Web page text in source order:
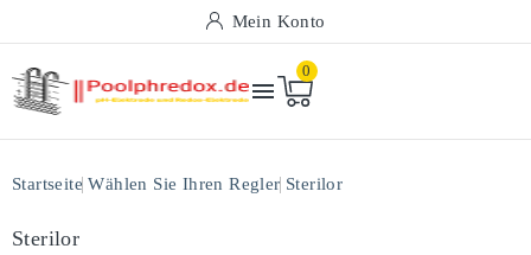
Mein Konto

0
Startseite Wählen Sie Ihren Regler Sterilor
Sterilor